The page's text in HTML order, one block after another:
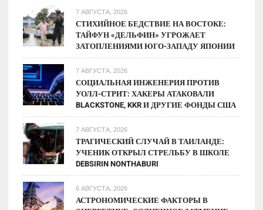
7 АВГУСТА, 2026
СТИХИЙНОЕ БЕДСТВИЕ НА ВОСТОКЕ:
ТАЙФУН «ДЕЛЬФИН» УГРОЖАЕТ
ЗАТОПЛЕНИЯМИ ЮГО-ЗАПАДУ ЯПОНИИ
7 АВГУСТА, 2026
СОЦИАЛЬНАЯ ИНЖЕНЕРИЯ ПРОТИВ
УОЛЛ-СТРИТ: ХАКЕРЫ АТАКОВАЛИ
BLACKSTONE, KKR И ДРУГИЕ ФОНДЫ США
7 АВГУСТА, 2026
ТРАГИЧЕСКИЙ СЛУЧАЙ В ТАИЛАНДЕ:
УЧЕНИК ОТКРЫЛ СТРЕЛЬБУ В ШКОЛЕ
DEBSIRIN NONTHABURI
6 АВГУСТА, 2026
АСТРОНОМИЧЕСКИЕ ФАКТОРЫ В